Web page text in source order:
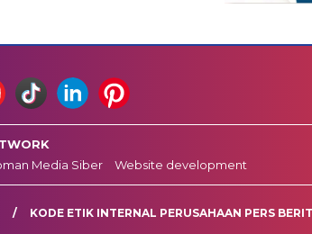
Media Siber Website development
KODE ETIK INTERNAL PERUSAHAAN PERS